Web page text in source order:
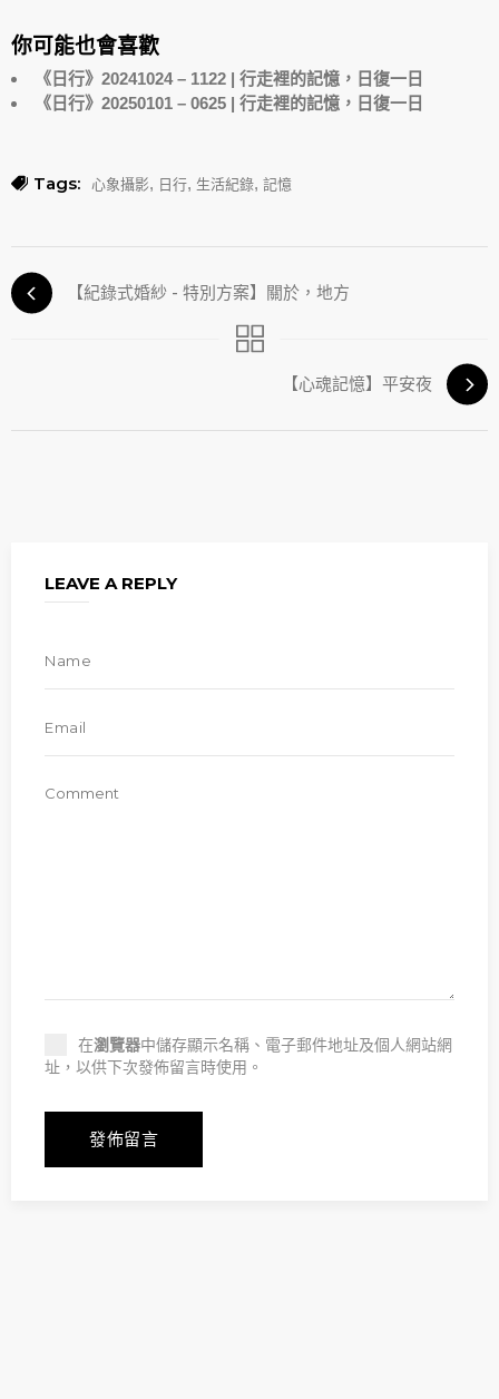
你可能也會喜歡
《日行》20241024 – 1122 | 行走裡的記憶，日復一日
《日行》20250101 – 0625 | 行走裡的記憶，日復一日
Tags: 心象攝影, 日行, 生活紀錄, 記憶
【紀錄式婚紗 - 特別方案】關於，地方
【心魂記憶】平安夜
LEAVE A REPLY
在瀏覽器中儲存顯示名稱、電子郵件地址及個人網站網
址，以供下次發佈留言時使用。